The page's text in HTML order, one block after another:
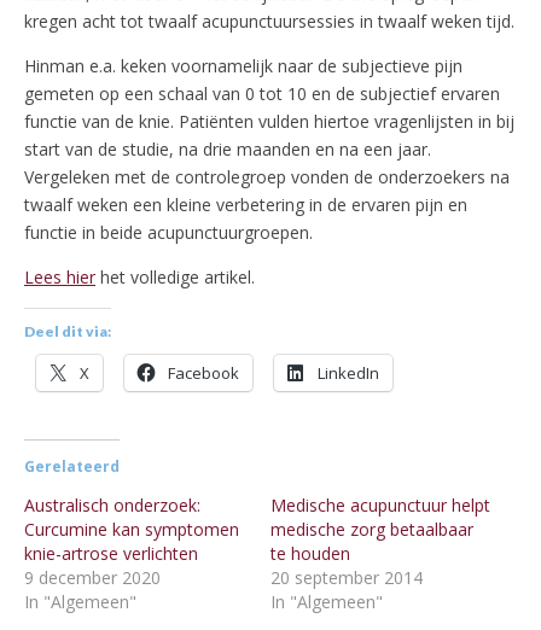
kregen acht tot twaalf acupunctuursessies in twaalf weken tijd.
Hinman e.a. keken voornamelijk naar de subjectieve pijn
gemeten op een schaal van 0 tot 10 en de subjectief ervaren
functie van de knie. Patiënten vulden hiertoe vragenlijsten in bij
start van de studie, na drie maanden en na een jaar.
Vergeleken met de controlegroep vonden de onderzoekers na
twaalf weken een kleine verbetering in de ervaren pijn en
functie in beide acupunctuurgroepen.
Lees hier het volledige artikel.
Deel dit via:
X Facebook LinkedIn
Gerelateerd
Australisch onderzoek:
Curcumine kan symptomen
knie-artrose verlichten
9 december 2020
In "Algemeen"
Medische acupunctuur helpt
medische zorg betaalbaar
te houden
20 september 2014
In "Algemeen"